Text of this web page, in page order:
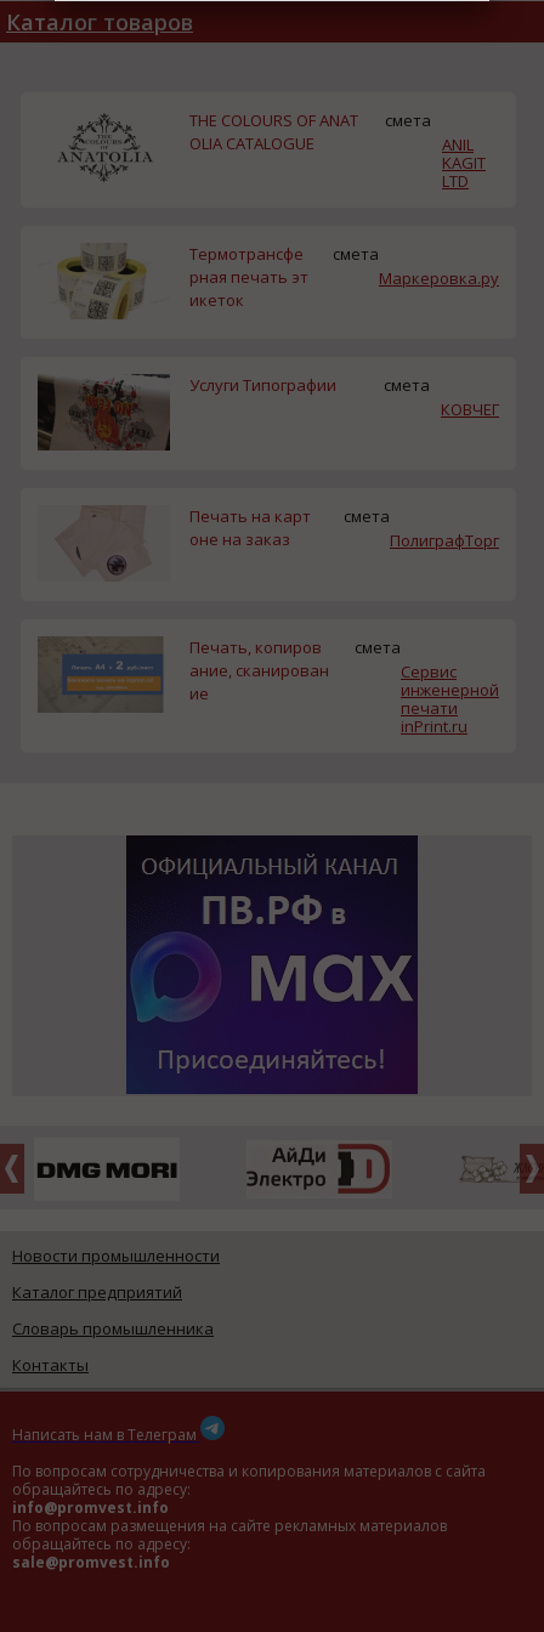
Каталог товаров
THE COLOURS OF ANAT
OLIA CATALOGUE
смета
ANIL
KAGIT
LTD
Термотрансфе
рная печать эт
икеток
смета
Маркеровка.ру
Услуги Типографии
смета
КОВЧЕГ
Печать на карт
оне на заказ
смета
ПолиграфТорг
Печать, копиров
ание, сканирован
ие
смета
Сервис
инженерной
печати
inPrint.ru
Новости промышленности
Каталог предприятий
Словарь промышленника
Контакты
Написать нам в Телеграм
По вопросам сотрудничества и копирования материалов с сайта
обращайтесь по адресу:
info@promvest.info
По вопросам размещения на сайте рекламных материалов
обращайтесь по адресу:
sale@promvest.info